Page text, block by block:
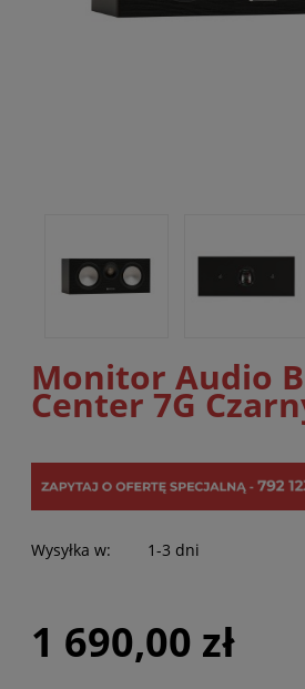
Monitor Audio
Center 7G
Wysyłka w: 1-3 dni
1 690,00 zł